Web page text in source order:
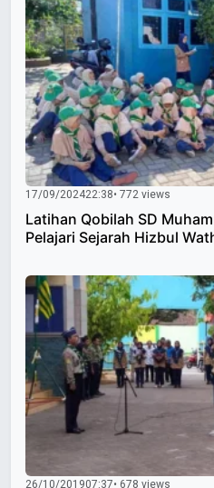
17/09/202422:38• 772 views
Latihan Qobilah SD
Pelajari Sejarah Hizbul
26/10/201907:37• 678 views